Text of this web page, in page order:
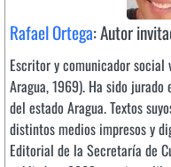
Rafael Ortega: Autor
Escritor y comunicador social
Aragua, 1969). Ha sido
del estado Aragua. Textos
distintos medios impresos y
Editorial de la Secretaría de